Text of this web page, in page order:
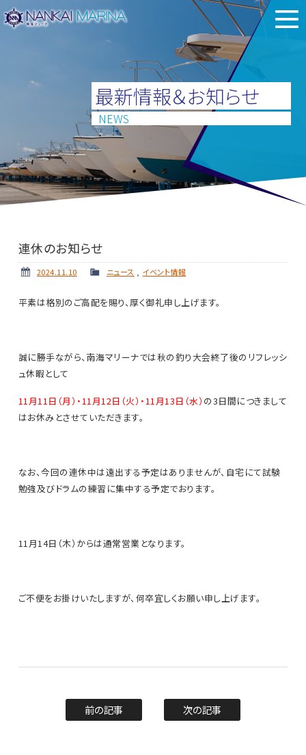
最新情報＆お知らせ
NEWS
連休のお知らせ
2024.11.10 ニュース イベント情報
平素は格別のご高配を賜り、厚く御礼申し上げます。
誠に勝手ながら、南海マリーナでは秋の釣り大会終了後のリフレッシ
ュ休暇として
11月11日（月）・11月12日（火）・11月13日（水） の3日間につきまして
はお休みとさせていただきます。
なお、今回の連休中は遠出する予定はありませんが、自宅にて試験
勉強及びドラムの練習に集中する予定でおります。
11月14日（木）からは通常営業となります。
ご不便をお掛けいたしますが、何卒宜しくお願い申し上げます。
前の記事 次の記事